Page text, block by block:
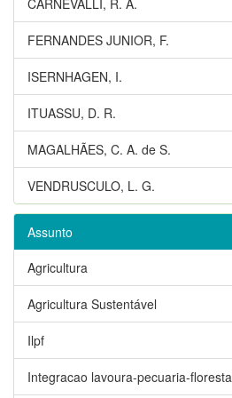
FERNANDES JUNIOR, F.
ISERNHAGEN, I.
ITUASSU, D. R.
MAGALHÃES, C. A. de S.
VENDRUSCULO, L. G.
Assunto
Agricultura
Agricultura Sustentável
Ilpf
Integracao lavoura-pecuaria-floresta